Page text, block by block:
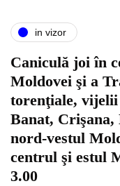
in vizor
Caniculă joi în
Moldovei şi a
torenţiale,
Banat,
nord-vestul
centrul şi estul
3.00